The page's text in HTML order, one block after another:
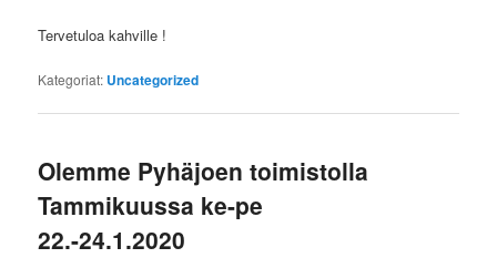
Tervetuloa kahville !
Kategoriat: Uncategorized
Olemme Pyhäjoen toimistolla
Tammikuussa ke-pe
22.-24.1.2020